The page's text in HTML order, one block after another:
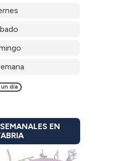
día
EN